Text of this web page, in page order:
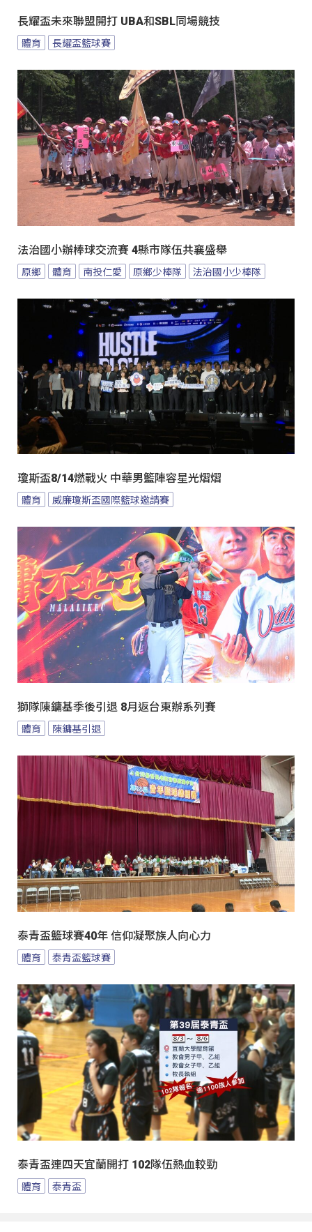
長耀盃未來聯盟開打 UBA和SBL同場競技
體育 長耀盃籃球賽
法治國小辦棒球交流賽 4縣市隊伍共襄盛舉
原鄉 體育 南投仁愛 原鄉少棒隊 法治國小少棒隊
瓊斯盃8/14燃戰火 中華男籃陣容星光熠熠
體育 威廉瓊斯盃國際籃球邀請賽
獅隊陳鏞基季後引退 8月返台東辦系列賽
體育 陳鏞基引退
泰青盃籃球賽40年 信仰凝聚族人向心力
體育 泰青盃籃球賽
泰青盃連四天宜蘭開打 102隊伍熱血較勁
體育 泰青盃